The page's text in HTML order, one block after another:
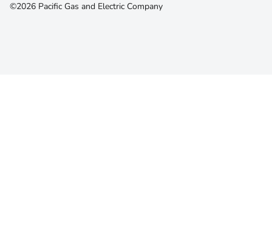
©2026 Pacific Gas and Electric Company